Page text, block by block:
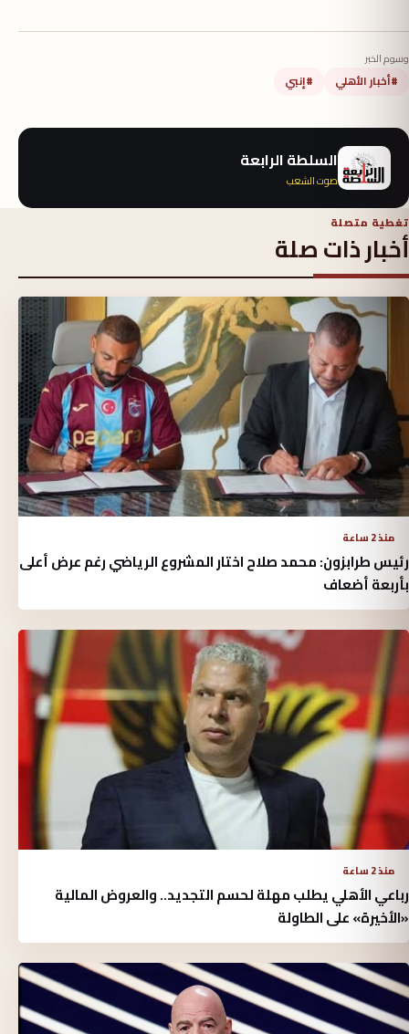
وسوم الخبر
#أخبار الأهلي #إنبي
السلطة الرابعة
صوت الشعب
تغطية متصلة
أخبار ذات صلة
منذ 2 ساعة
رئيس طرابزون: محمد صلاح اختار المشروع الرياضي رغم عرض أعلى
بأربعة أضعاف
منذ 2 ساعة
رباعي الأهلي يطلب مهلة لحسم التجديد.. والعروض المالية
«الأخيرة» على الطاولة